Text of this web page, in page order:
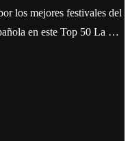
los mejores festivales del
en este Top 50 La …